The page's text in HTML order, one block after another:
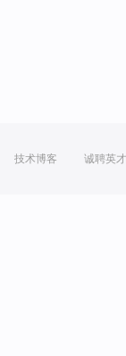
技术博客 诚聘英才